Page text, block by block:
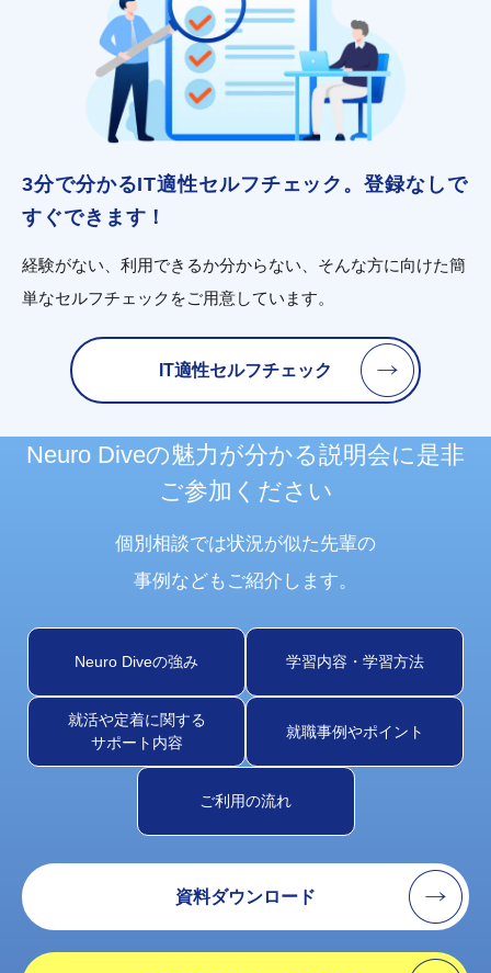
3分で分かるIT適性セルフチェック。登録なしで
すぐできます！
経験がない、利用できるか分からない、そんな方に向けた簡
単なセルフチェックをご用意しています。
IT適性セルフチェック
Neuro Diveの魅力が分かる説明会に是非
ご参加ください
個別相談では状況が似た先輩の
事例などもご紹介します。
Neuro Diveの強み 学習内容・学習方法
就活や定着に関する
サポート内容
就職事例やポイント
ご利用の流れ
資料ダウンロード